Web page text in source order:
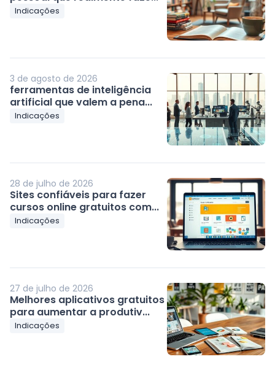
Indicações
3 de agosto de 2026
ferramentas de inteligência
artificial que valem a pena...
Indicações
28 de julho de 2026
Sites confiáveis para fazer
cursos online gratuitos com...
Indicações
27 de julho de 2026
Melhores aplicativos gratuitos
para aumentar a produtiv...
Indicações